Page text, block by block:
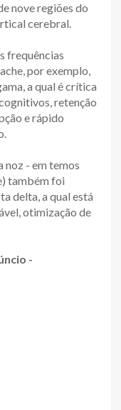
nove regiões do
cerebral.
frequências
por exemplo,
a qual é crítica
retenção
e rápido
noz - em temos
também foi
delta, a qual está
otimização de
-